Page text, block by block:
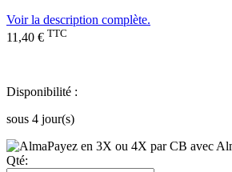
Voir la description complète.
11,40 € TTC
Disponibilité :
sous 4 jour(s)
Payez en 3X ou 4X par CB avec
Qté: